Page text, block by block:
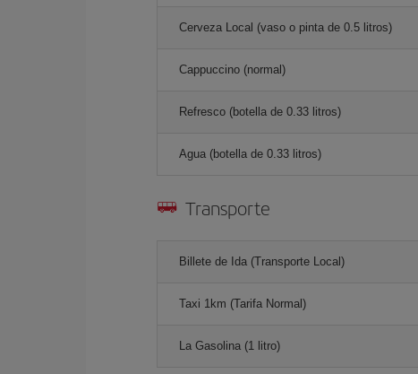
Cerveza Local (vaso o pinta de 0.5 litros)
Cappuccino (normal)
Refresco (botella de 0.33 litros)
Agua (botella de 0.33 litros)
Transporte
Billete de Ida (Transporte Local)
Taxi 1km (Tarifa Normal)
La Gasolina (1 litro)